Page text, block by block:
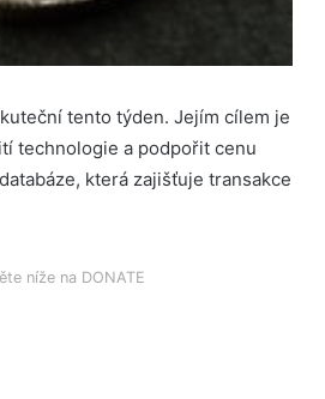
tento týden. Jejím cílem je
technologie a podpořit cenu
která zajišťuje transakce
níže na DONATE